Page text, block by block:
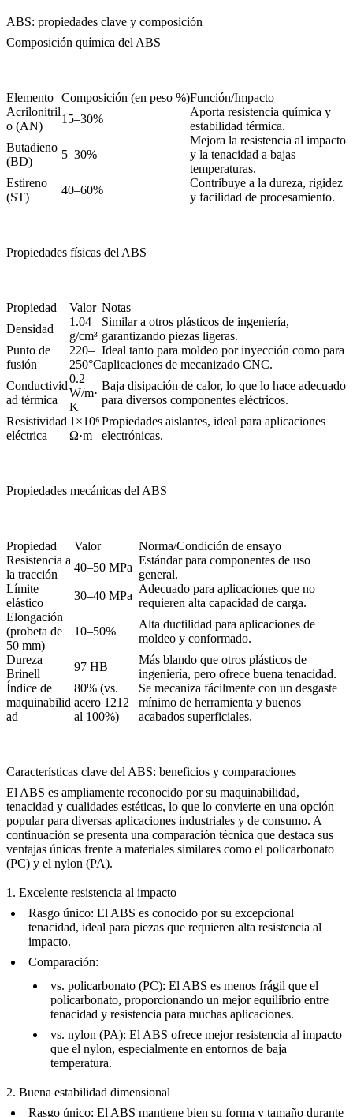
ABS: propiedades clave y composición
Composición química del ABS
Elemento Composición (en peso %)Función/Impacto
Acrilonitril
o (AN)
15–30%
Aporta resistencia química y
estabilidad térmica.
Butadieno
(BD)
5–30%
Mejora la resistencia al impacto
y la tenacidad a bajas
temperaturas.
Estireno
(ST)
40–60%
Contribuye a la dureza, rigidez
y facilidad de procesamiento.
Propiedades físicas del ABS
Propiedad Valor Notas
Densidad
1.04
g/cm³
Similar a otros plásticos de ingeniería,
garantizando piezas ligeras.
Punto de
fusión
220–
250°C
Ideal tanto para moldeo por inyección como para
aplicaciones de mecanizado CNC.
Conductivid
ad térmica
0.2
W/m·
K
Baja disipación de calor, lo que lo hace adecuado
para diversos componentes eléctricos.
Resistividad
eléctrica
1×10⁶
Ω·m
Propiedades aislantes, ideal para aplicaciones
electrónicas.
Propiedades mecánicas del ABS
Propiedad Valor
Norma/Condición de ensayo
Resistencia a
la tracción
40–50 MPa
Estándar para componentes de uso
general.
Límite
elástico
30–40 MPa
Adecuado para aplicaciones que no
requieren alta capacidad de carga.
Elongación
(probeta de
50 mm)
10–50%
Alta ductilidad para aplicaciones de
moldeo y conformado.
Dureza
Brinell
97 HB
Más blando que otros plásticos de
ingeniería, pero ofrece buena tenacidad.
Índice de
maquinabilid
ad
80% (vs.
acero 1212
al 100%)
Se mecaniza fácilmente con un desgaste
mínimo de herramienta y buenos
acabados superficiales.
Características clave del ABS: beneficios y comparaciones
El ABS es ampliamente reconocido por su maquinabilidad,
tenacidad y cualidades estéticas, lo que lo convierte en una opción
popular para diversas aplicaciones industriales y de consumo. A
continuación se presenta una comparación técnica que destaca sus
ventajas únicas frente a materiales similares como el policarbonato
(PC) y el nylon (PA).
1. Excelente resistencia al impacto
Rasgo único: El ABS es conocido por su excepcional
tenacidad, ideal para piezas que requieren alta resistencia al
impacto.
Comparación:
vs. policarbonato (PC): El ABS es menos frágil que el
policarbonato, proporcionando un mejor equilibrio entre
tenacidad y resistencia para muchas aplicaciones.
vs. nylon (PA): El ABS ofrece mejor resistencia al impacto
que el nylon, especialmente en entornos de baja
temperatura.
2. Buena estabilidad dimensional
Rasgo único: El ABS mantiene bien su forma y tamaño durante